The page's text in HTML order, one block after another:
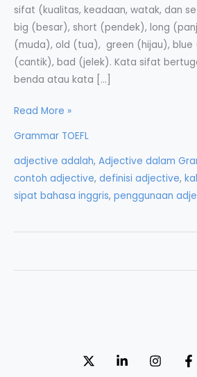
sifat (kualitas, keadaan, watak, dan
big (besar), short (pendek), long
(muda), old (tua), green (hijau),
(cantik), bad (jelek). Kata sifat
benda atau kata […]
Adjective
Bahasa
Inggris
Read More »
Grammar TOEFL
adjective adalah, Adjective dalam
contoh adjective, definisi adjective,
sipat bahasa inggris, penggunaan